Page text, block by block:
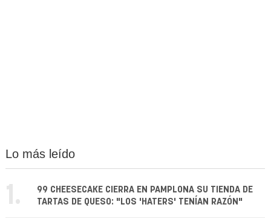
Lo más leído
1.
99 CHEESECAKE CIERRA EN PAMPLONA SU TIENDA DE
TARTAS DE QUESO: "LOS 'HATERS' TENÍAN RAZÓN"